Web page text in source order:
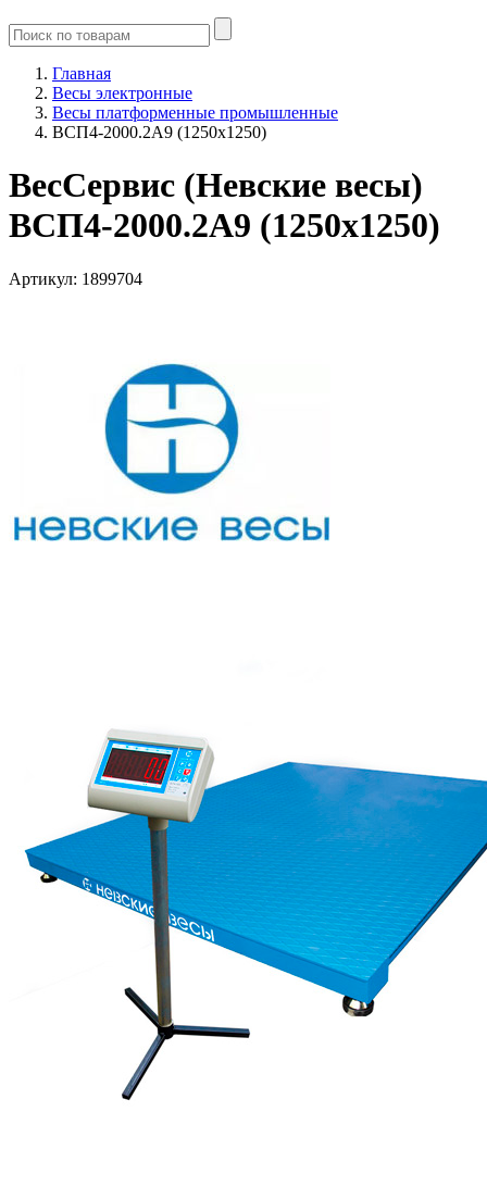
Главная
Весы электронные
Весы платформенные промышленные
ВСП4-2000.2А9 (1250х1250)
ВесСервис (Невские весы)
ВСП4-2000.2А9 (1250х1250)
Артикул: 1899704